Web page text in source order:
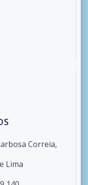
Correia,
Lima